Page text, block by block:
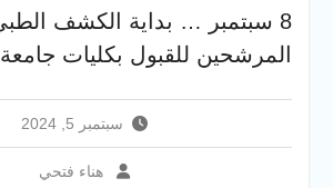
والخدمية بجامعة سوهاج
الجديدة
جامعة سوهاج تفتح أبوابها
الإلكتروني للقبول بالجامعات
2026
8 سبتمبر … بداية الكشف
المرشحين للقبول بكليات
سبتمبر 5, 2024
هناء فتحي